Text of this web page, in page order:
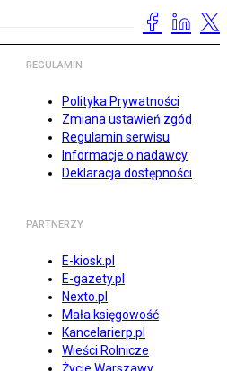
REGULAMIN
Polityka Prywatności
Zmiana ustawień zgód
Regulamin serwisu
Informacje o nadawcy
Deklaracja dostępności
PARTNERZY
E-kiosk.pl
E-gazety.pl
Nexto.pl
Mała księgowość
Kancelarierp.pl
Wieści Rolnicze